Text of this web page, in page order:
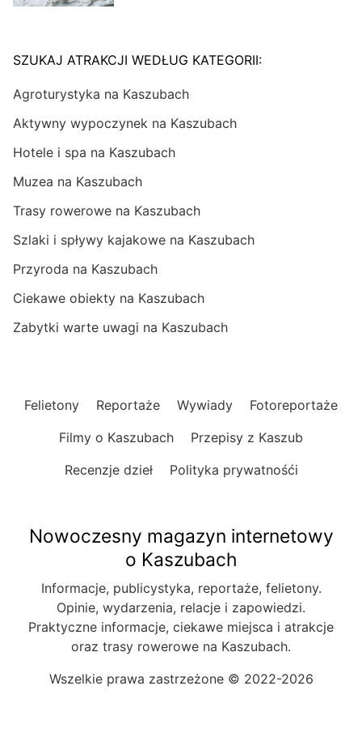
SZUKAJ ATRAKCJI WEDŁUG KATEGORII:
Agroturystyka na Kaszubach
Aktywny wypoczynek na Kaszubach
Hotele i spa na Kaszubach
Muzea na Kaszubach
Trasy rowerowe na Kaszubach
Szlaki i spływy kajakowe na Kaszubach
Przyroda na Kaszubach
Ciekawe obiekty na Kaszubach
Zabytki warte uwagi na Kaszubach
Felietony Reportaże Wywiady
Fotoreportaże
Filmy o Kaszubach
Przepisy z Kaszub
Recenzje dzieł
Polityka prywatnośći
Nowoczesny magazyn internetowy
o Kaszubach
Informacje, publicystyka, reportaże, felietony.
Opinie, wydarzenia, relacje i zapowiedzi.
Praktyczne informacje, ciekawe miejsca i atrakcje
oraz trasy rowerowe na Kaszubach.
Wszelkie prawa zastrzeżone © 2022-2026